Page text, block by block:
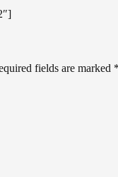
fields are marked *